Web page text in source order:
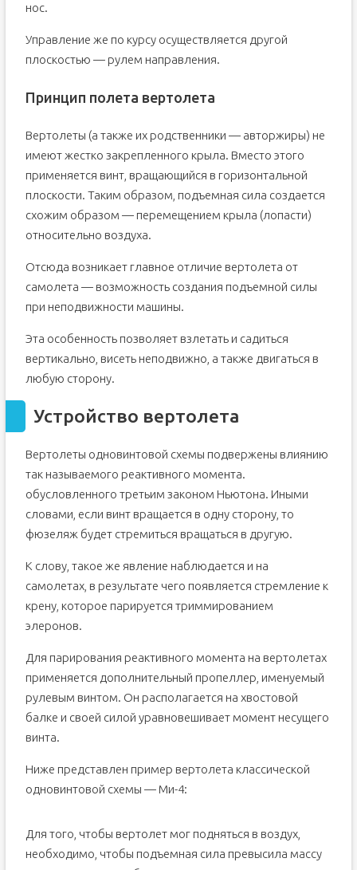
нос.
Управление же по курсу осуществляется другой
плоскостью — рулем направления.
Принцип полета вертолета
Вертолеты (а также их родственники — авторжиры) не
имеют жестко закрепленного крыла. Вместо этого
применяется винт, вращающийся в горизонтальной
плоскости. Таким образом, подъемная сила создается
схожим образом — перемещением крыла (лопасти)
относительно воздуха.
Отсюда возникает главное отличие вертолета от
самолета — возможность создания подъемной силы
при неподвижности машины.
Эта особенность позволяет взлетать и садиться
вертикально, висеть неподвижно, а также двигаться в
любую сторону.
Устройство вертолета
Вертолеты одновинтовой схемы подвержены влиянию
так называемого реактивного момента.
обусловленного третьим законом Ньютона. Иными
словами, если винт вращается в одну сторону, то
фюзеляж будет стремиться вращаться в другую.
К слову, такое же явление наблюдается и на
самолетах, в результате чего появляется стремление к
крену, которое парируется триммированием
элеронов.
Для парирования реактивного момента на вертолетах
применяется дополнительный пропеллер, именуемый
рулевым винтом. Он располагается на хвостовой
балке и своей силой уравновешивает момент несущего
винта.
Ниже представлен пример вертолета классической
одновинтовой схемы — Ми-4:
Для того, чтобы вертолет мог подняться в воздух,
необходимо, чтобы подъемная сила превысила массу